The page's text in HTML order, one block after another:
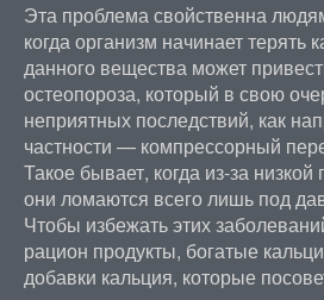
Эта проблема свойственна
когда организм начинает терять
данного вещества может
остеопороза, который в свою
неприятных последствий, как
частности — компрессорный
Такое бывает, когда из-за низкой
они ломаются всего лишь под
Чтобы избежать этих
рацион продукты, богатые
добавки кальция, которые